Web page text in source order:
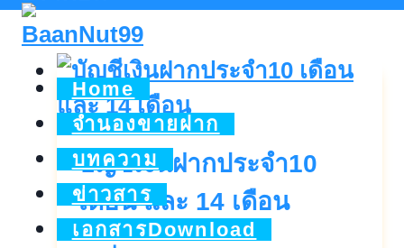
Home
จำนองขายฝาก
บทความ
ข่าวสาร
เอกสารDownload
บัญชีเงินฝากประจำ10
เดือน และ 14 เดือน